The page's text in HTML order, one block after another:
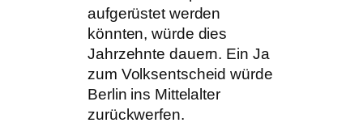
aufgerüstet werden
könnten, würde dies
Jahrzehnte dauern. Ein Ja
zum Volksentscheid würde
Berlin ins Mittelalter
zurückwerfen.